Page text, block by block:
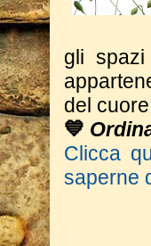
gli
del
💙
Clicca
saperne